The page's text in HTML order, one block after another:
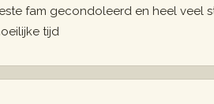
fam gecondoleerd en heel veel
tijd